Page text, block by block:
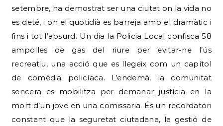
setembre, ha demostrat ser una ciutat on la vida no
es deté, i on el quotidià es barreja amb el dramàtic i
fins i tot l’absurd. Un dia la Policia Local confisca 58
ampolles de gas del riure per evitar-ne l’ús
recreatiu, una acció que es llegeix com un capítol
de comèdia policíaca. L’endemà, la comunitat
sencera es mobilitza per demanar justícia en la
mort d’un jove en una comissaria. És un recordatori
constant que la seguretat ciutadana, la gestió de